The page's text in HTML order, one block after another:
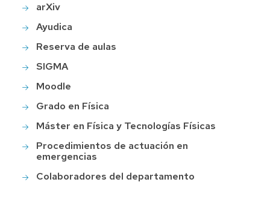
arXiv
Ayudica
Reserva de aulas
SIGMA
Moodle
Grado en Física
Máster en Física y Tecnologías Físicas
Procedimientos de actuación en
emergencias
Colaboradores del departamento